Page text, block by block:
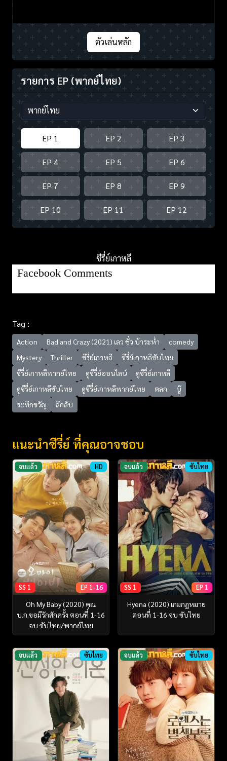
ตัวเล่นหลัก
รายการ EP (พากย์ไทย)
EP 1 EP 2 EP 3
EP 4 EP 5 EP 6
EP 7 EP 8 EP 9
EP 10 EP 11 EP 12
ซีรี่ย์เกาหลี
Facebook Comments
Tag :
Action Bad and Crazy (2021) เลว ชั่ว บ้าระห่ำ
comedy
Mystery
Thriller ซีรี่ย์เกาหลี
ซีรี่ย์เกาหลีซับไทย
ซีรี่ย์เกาหลีพากย์ไทย
ดูซีรี่ย์ออนไลน์
ดูซีรี่ย์เกาหลี
ดูซีรี่ย์เกาหลีซับไทย
ดูซีรี่ย์เกาหลีพากย์ไทย ตลก
บู๊
ระทึกขวัญ
ลึกลับ
แนะนำซีรี่ย์ ที่คุณอาจชอบ
จบแล้ว HD
SS 1 EP 1-16
Oh My Baby (2020) คุณ
บ.ก.ขอมีรักสักครั้ง ตอนที่ 1-16
จบ ซับไทย/พากย์ไทย
จบแล้ว ซับไทย
SS 1 EP 1
Hyena (2020) เกมกฎหมาย
ตอนที่ 1-16 จบ ซับไทย
จบแล้ว ซับไทย จบแล้ว ซับไทย